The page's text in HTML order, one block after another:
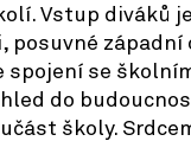
Vstup diváků je
posuvné západní
spojení se
do
školy.